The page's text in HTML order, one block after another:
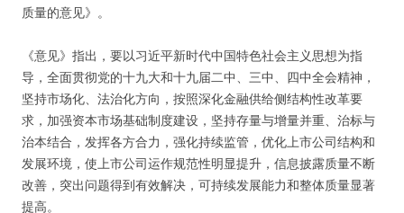
质量的意见》。
《意见》指出，要以习近平新时代中国特色社会主义思想为指
导，全面贯彻党的十九大和十九届二中、三中、四中全会精神，
坚持市场化、法治化方向，按照深化金融供给侧结构性改革要
求，加强资本市场基础制度建设，坚持存量与增量并重、治标与
治本结合，发挥各方合力，强化持续监管，优化上市公司结构和
发展环境，使上市公司运作规范性明显提升，信息披露质量不断
改善，突出问题得到有效解决，可持续发展能力和整体质量显著
提高。